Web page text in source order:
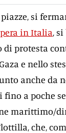
si
in Italia,
protesta
e nello
anche da
a poche
marittimo/
che,